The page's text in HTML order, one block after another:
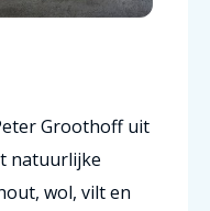
Groothoff uit
natuurlijke
wol, vilt en